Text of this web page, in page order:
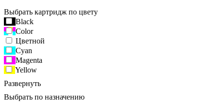
Выбрать картридж по цвету
Black
Color
Цветной
Cyan
Magenta
Yellow
Развернуть
Выбрать по назначению